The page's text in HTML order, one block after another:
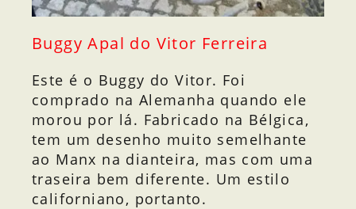
Buggy Apal do Vitor Ferreira
Este é o Buggy do Vitor. Foi
comprado na Alemanha quando ele
morou por lá. Fabricado na Bélgica,
tem um desenho muito semelhante
ao Manx na dianteira, mas com uma
traseira bem diferente. Um estilo
californiano, portanto.